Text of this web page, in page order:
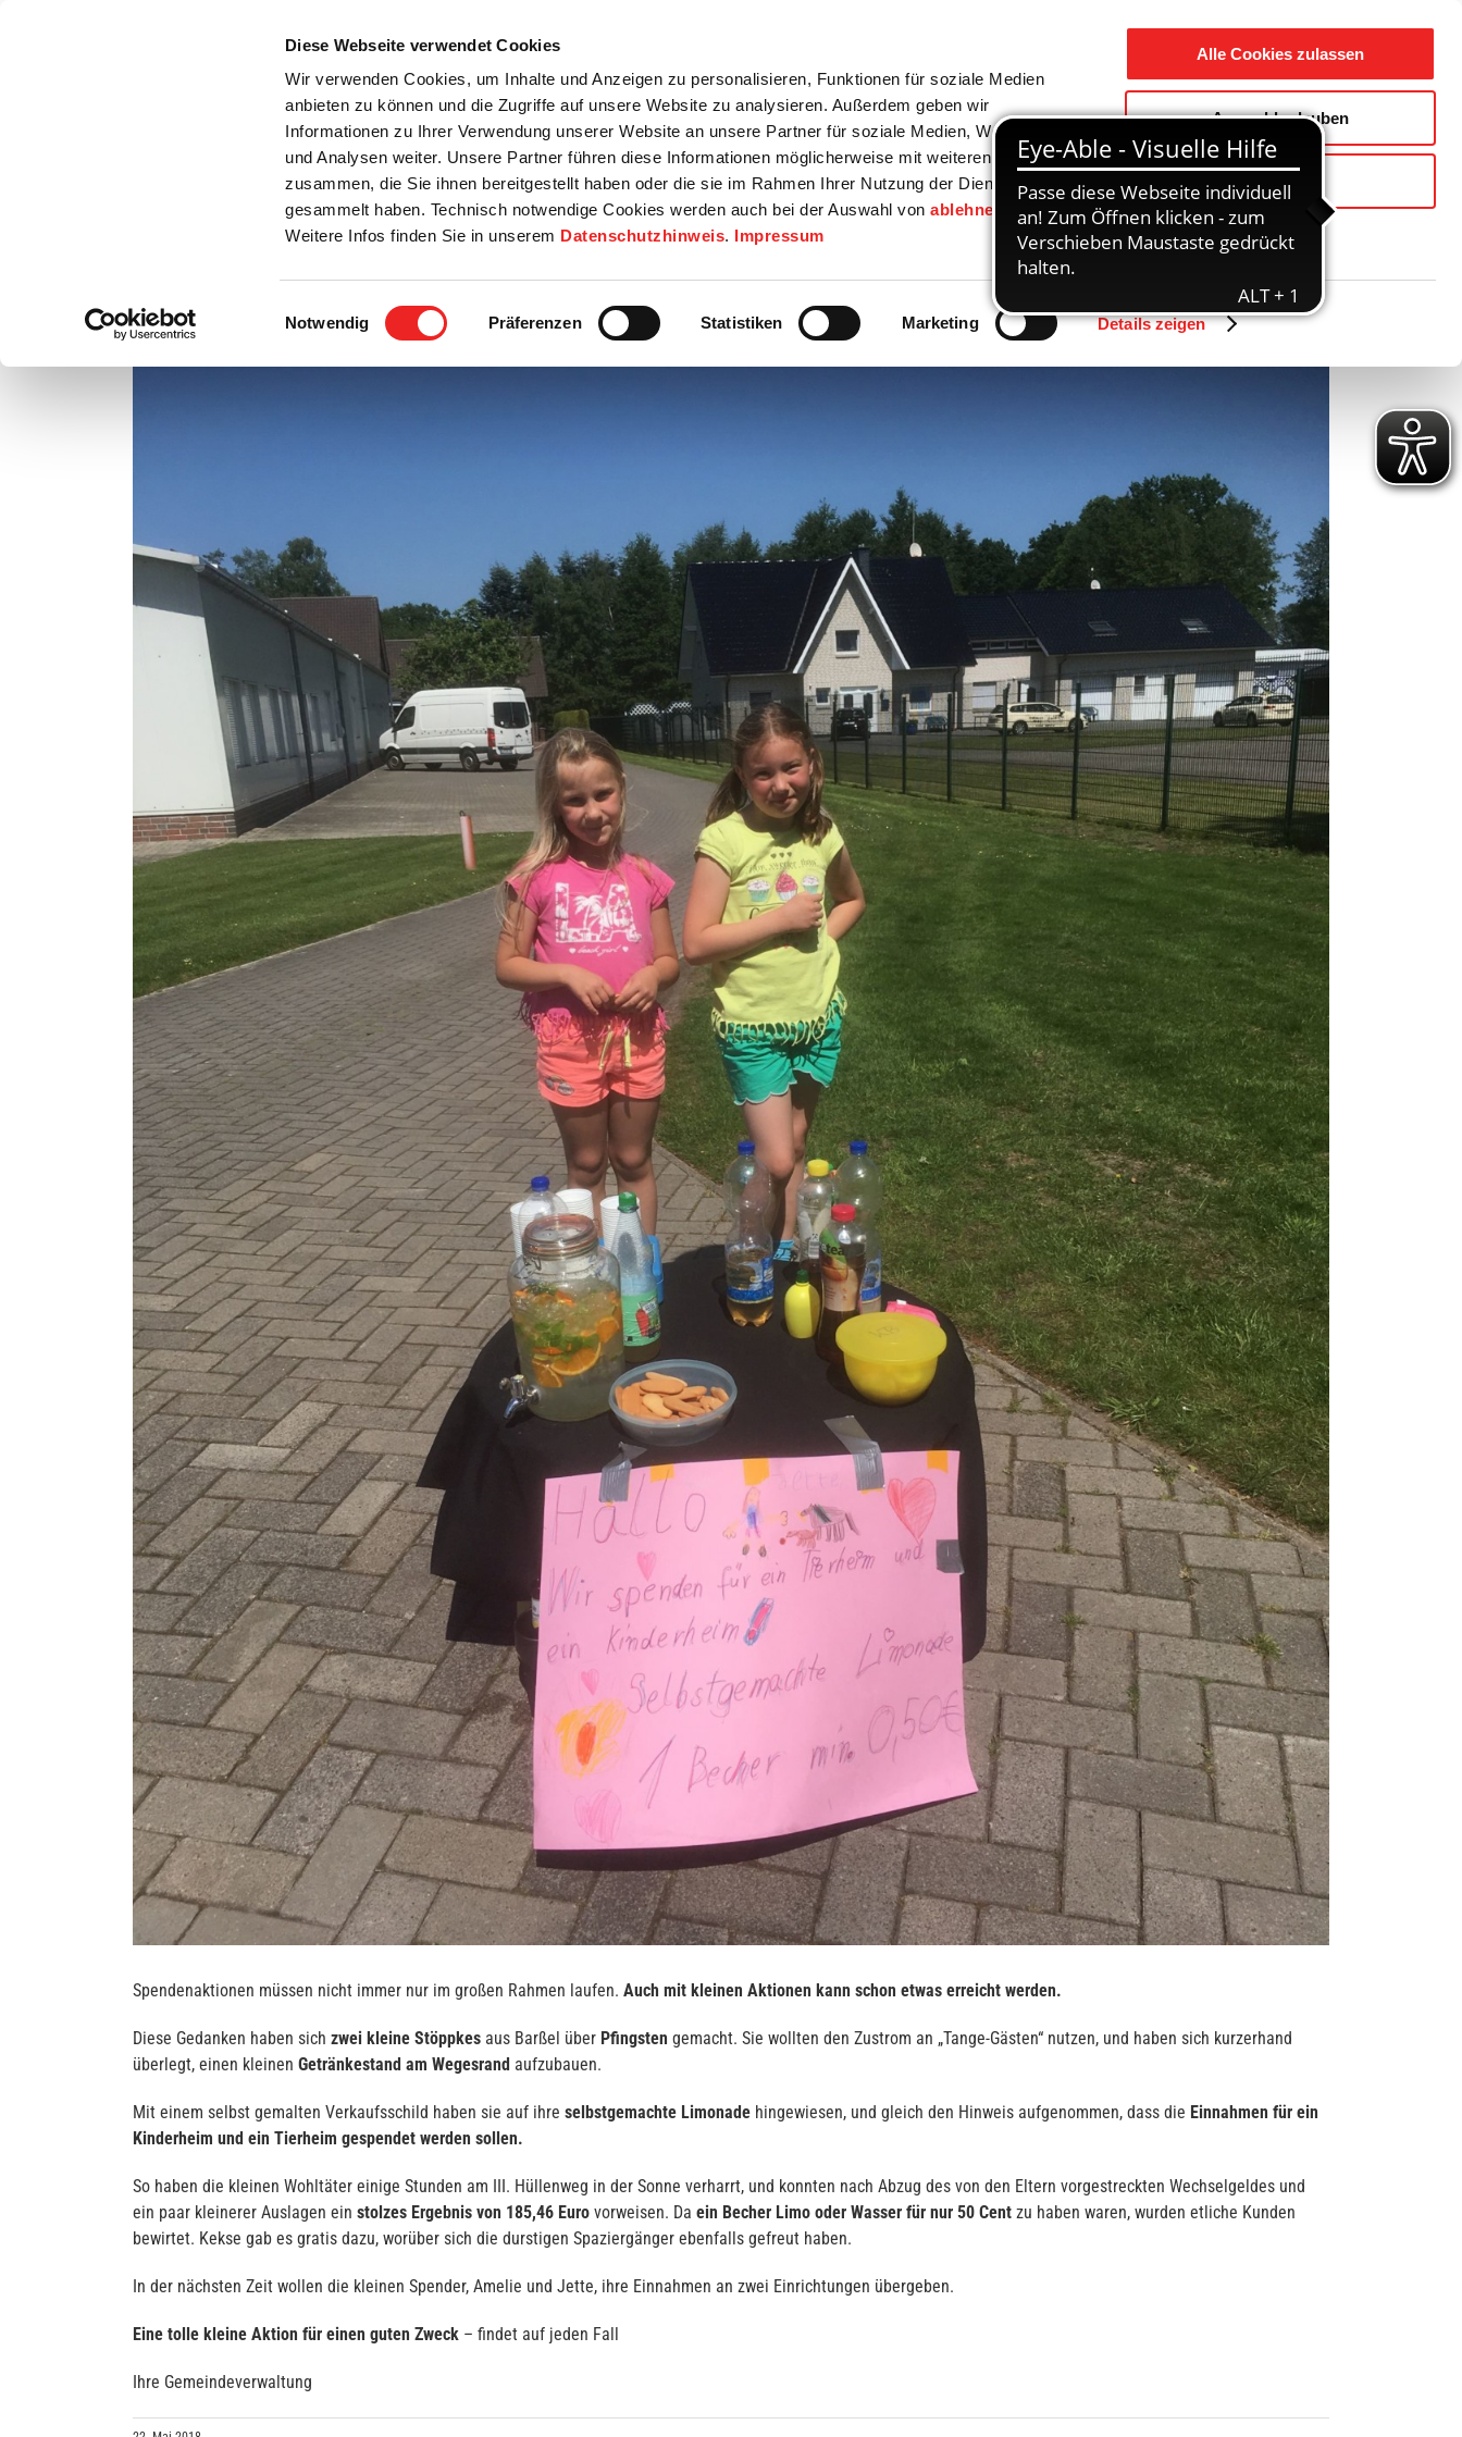
Diese Webseite verwendet Cookies
Wir verwenden Cookies, um Inhalte und Anzeigen zu personalisieren, Funktionen für soziale Medien
anbieten zu können und die Zugriffe auf unsere Website zu analysieren. Außerdem geben wir
Informationen zu Ihrer Verwendung unserer Website an unsere Partner für soziale Medien, Werbung
und Analysen weiter. Unsere Partner führen diese Informationen möglicherweise mit weiteren Daten
zusammen, die Sie ihnen bereitgestellt haben oder die sie im Rahmen Ihrer Nutzung der Dienste
gesammelt haben. Technisch notwendige Cookies werden auch bei der Auswahl vonablehnen
gesetzt.
Weitere Infos finden Sie in unserem Datenschutzhinweis. Impressum
Einwilligungsauswahl
Notwendig Präferenzen Statistiken Marketing Details zeigen
Alle Cookies zulassen
Auswahl erlauben
Ablehnen
Startseite
Bürgerservice Rats- / Bürgerinfo Wirtschaft / Wohnen Bildung / Soziales Touristik / Freizeit Gemeinde / Geschichte
Zurück
„Kleine Philanthropen“ im Einsatz
Spendenaktionen müssen nicht immer nur im großen Rahmen laufen. Auch mit kleinen Aktionen kann schon etwas erreicht werden.
Diese Gedanken haben sich zwei kleine Stöppkes aus Barßel über Pfingsten gemacht. Sie wollten den Zustrom an „Tange-Gästen“ nutzen, und haben sich kurzerhand
überlegt, einen kleinen Getränkestand am Wegesrand aufzubauen.
Mit einem selbst gemalten Verkaufsschild haben sie auf ihre selbstgemachte Limonade hingewiesen, und gleich den Hinweis aufgenommen, dass die Einnahmen für ein
Kinderheim und ein Tierheim gespendet werden sollen.
So haben die kleinen Wohltäter einige Stunden am III. Hüllenweg in der Sonne verharrt, und konnten nach Abzug des von den Eltern vorgestreckten Wechselgeldes und
ein paar kleinerer Auslagen ein stolzes Ergebnis von 185,46 Euro vorweisen. Da ein Becher Limo oder Wasser für nur 50 Cent zu haben waren, wurden etliche Kunden
bewirtet. Kekse gab es gratis dazu, worüber sich die durstigen Spaziergänger ebenfalls gefreut haben.
In der nächsten Zeit wollen die kleinen Spender, Amelie und Jette, ihre Einnahmen an zwei Einrichtungen übergeben.
Eine tolle kleine Aktion für einen guten Zweck – findet auf jeden Fall
Ihre Gemeindeverwaltung